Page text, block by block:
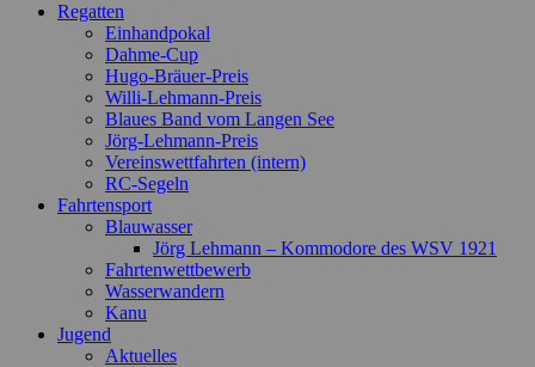
Regatten
Einhandpokal
Dahme-Cup
Hugo-Bräuer-Preis
Willi-Lehmann-Preis
Blaues Band vom Langen See
Jörg-Lehmann-Preis
Vereinswettfahrten (intern)
RC-Segeln
Fahrtensport
Blauwasser
Jörg Lehmann – Kommodore des WSV 1921
Fahrtenwettbewerb
Wasserwandern
Kanu
Jugend
Aktuelles